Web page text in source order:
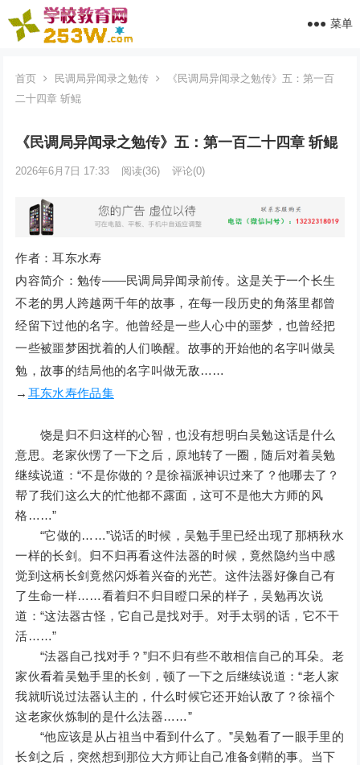
菜单
首页 民调局异闻录之勉传
《民调局异闻录之勉传》五：第一百
二十四章 斩鲲
《民调局异闻录之勉传》五：第一百二十四章 斩鲲
2026年6月7日 17:33 阅读(36) 评论(0)
作者：耳东水寿
内容简介：勉传——民调局异闻录前传。这是关于一个长生
不老的男人跨越两千年的故事，在每一段历史的角落里都曾
经留下过他的名字。他曾经是一些人心中的噩梦，也曾经把
一些被噩梦困扰着的人们唤醒。故事的开始他的名字叫做吴
勉，故事的结局他的名字叫做无敌……
→ 耳东水寿作品集
饶是归不归这样的心智，也没有想明白吴勉这话是什么
意思。老家伙愣了一下之后，原地转了一圈，随后对着吴勉
继续说道：“不是你做的？是徐福派神识过来了？他哪去了？
帮了我们这么大的忙他都不露面，这可不是他大方师的风
格……”
“它做的……”说话的时候，吴勉手里已经出现了那柄秋水
一样的长剑。归不归再看这件法器的时候，竟然隐约当中感
觉到这柄长剑竟然闪烁着兴奋的光芒。这件法器好像自己有
了生命一样……看着归不归目瞪口呆的样子，吴勉再次说
道：“这法器古怪，它自己是找对手。对手太弱的话，它不干
活……”
“法器自己找对手？”归不归有些不敢相信自己的耳朵。老
家伙看着吴勉手里的长剑，顿了一下之后继续说道：“老人家
我就听说过法器认主的，什么时候它还开始认敌了？徐福个
这老家伙炼制的是什么法器……”
“他应该是从占祖当中看到什么了。”吴勉看了一眼手里的
长剑之后，突然想到那位大方师让自己准备剑鞘的事。当下